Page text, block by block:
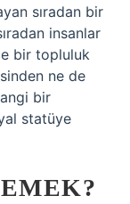
sıradan bir
insanlar
bir topluluk
ne de
bir
statüye